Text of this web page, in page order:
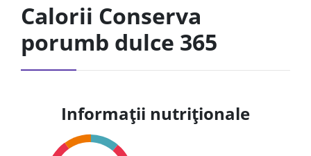
Calorii Conserva
porumb dulce 365
Informații nutriționale